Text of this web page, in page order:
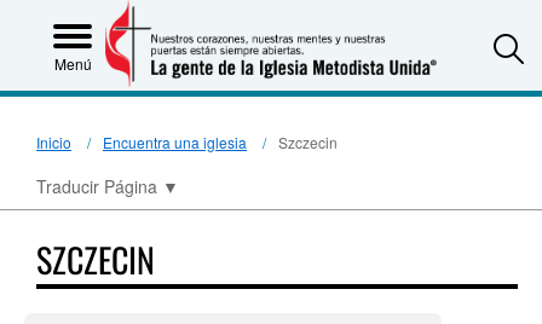
Menú
Inicio Encuentra una iglesia Szczecin
Traducir Página ▼
SZCZECIN